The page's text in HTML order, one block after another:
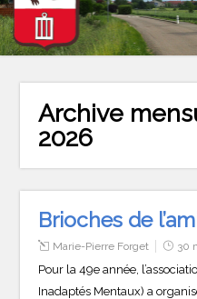
Archive
2026
Brioches de
Marie-Pierre Forget 30
Pour la 49e année,
Inadaptés Mentaux) a